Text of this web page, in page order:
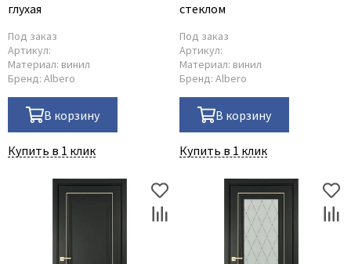
глухая
Под заказ
Артикул:
Материал: винил
Бренд: Albero
В корзину
Купить в 1 клик
стеклом
Под заказ
Артикул:
Материал: винил
Бренд: Albero
В корзину
Купить в 1 клик